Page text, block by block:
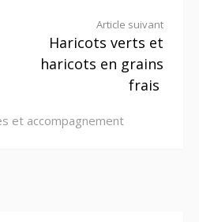
Article suivant
Haricots verts et
haricots en grains
frais
et accompagnement